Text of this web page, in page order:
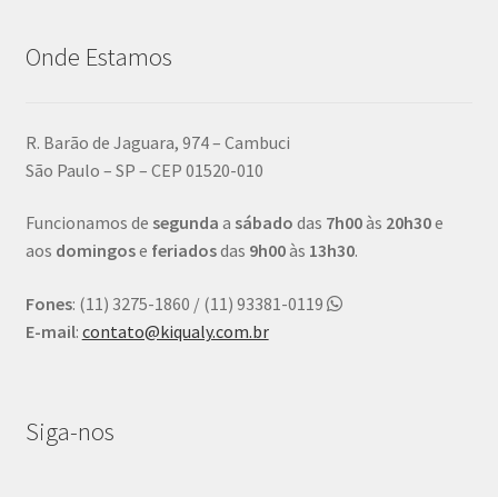
Onde Estamos
R. Barão de Jaguara, 974 – Cambuci
São Paulo – SP – CEP 01520-010
Funcionamos de segunda a sábado das 7h00às 20h30e
aos domingose feriadosdas 9h00às 13h30.
Fones: (11) 3275-1860 / (11) 93381-0119
E-mail: contato@kiqualy.com.br
Siga-nos